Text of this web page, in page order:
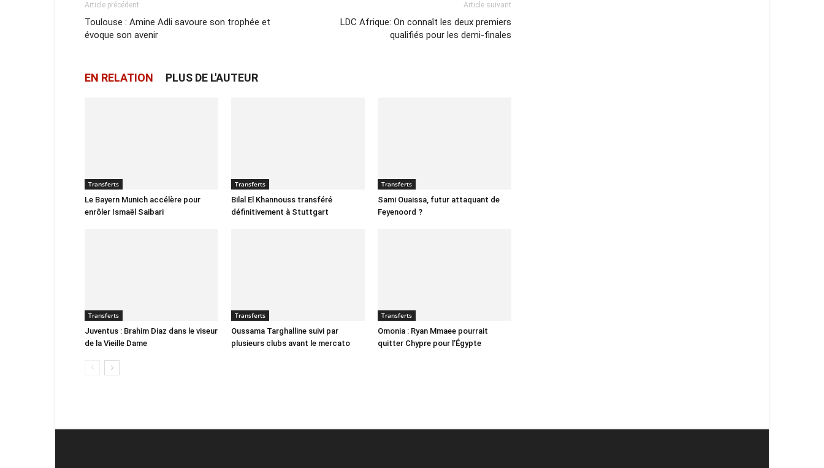
Article précédent
Toulouse : Amine Adli savoure son trophée et
évoque son avenir
Article suivant
LDC Afrique: On connaît les deux premiers
qualifiés pour les demi-finales
EN RELATION PLUS DE L'AUTEUR
Transferts
Le Bayern Munich accélère pour
enrôler Ismaël Saibari
Transferts
Bilal El Khannouss transféré
définitivement à Stuttgart
Transferts
Sami Ouaissa, futur attaquant de
Feyenoord ?
Transferts
Juventus : Brahim Diaz dans le viseur
de la Vieille Dame
Transferts
Oussama Targhalline suivi par
plusieurs clubs avant le mercato
Transferts
Omonia : Ryan Mmaee pourrait
quitter Chypre pour l’Égypte